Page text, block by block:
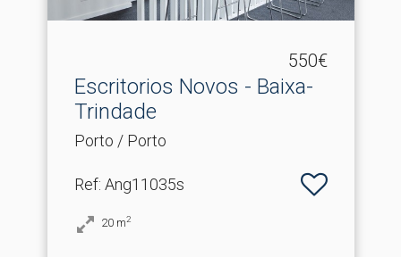
550€
Escritorios Novos - Baixa-
Trindade
Porto / Porto
Ref: Ang11035s
20 m2